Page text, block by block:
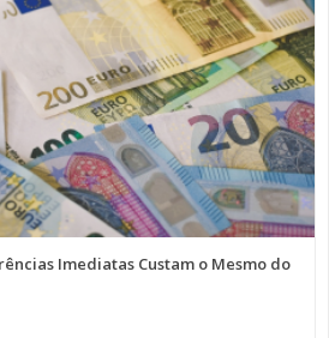
Imediatas Custam o Mesmo do